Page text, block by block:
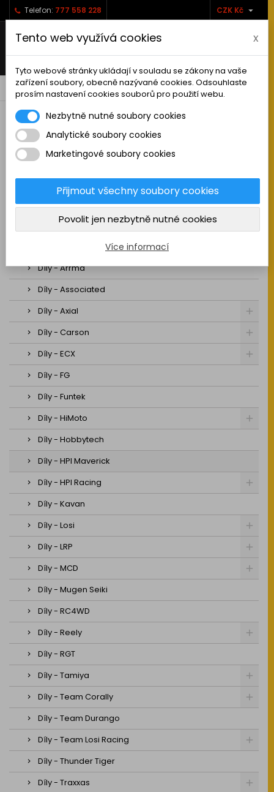
Telefon: 777 558 228 CZK Kč 
   shopping_cart0
RC AUTA
Sestavená auta elektro
Stavebnice aut elektro
Auta na spalovací motor
Náhradní díly
Díly - Arrma
Díly - Associated
Díly - Axial
Díly - Carson
Díly - ECX
Díly - FG
Díly - Funtek
Díly - HiMoto
Díly - Hobbytech
Díly - HPI Maverick
Díly - HPI Racing
Díly - Kavan
Díly - Losi
Díly - LRP
Díly - MCD
Díly - Mugen Seiki
Díly - RC4WD
Díly - Reely
Díly - RGT
Díly - Tamiya
Díly - Team Corally
Díly - Team Durango
Díly - Team Losi Racing
Díly - Thunder Tiger
Díly - Traxxas
Tento web využívá cookies x
Tyto webové stránky ukládají v souladu se zákony na vaše
zařízení soubory, obecně nazývané cookies. Odsouhlaste
prosím nastavení cookies souborů pro použití webu.
Nezbytně nutné soubory cookies
Analytické soubory cookies
Marketingové soubory cookies
Přijmout všechny soubory cookies
Povolit jen nezbytně nutné cookies
Více informací